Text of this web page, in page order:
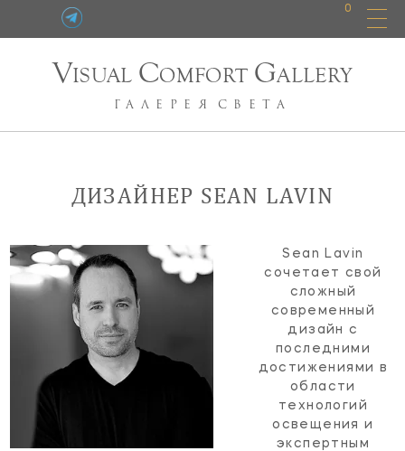
0
VISUAL COMFORT GALLERY
ГАЛЕРЕЯ СВЕТА
ДИЗАЙНЕР SEAN LAVIN
Sean Lavin
сочетает свой
сложный
современный
дизайн с
последними
достижениями в
области
технологий
освещения и
экспертным